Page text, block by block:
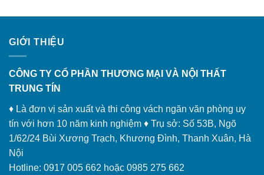
GIỚI THIỆU
CÔNG TY CỔ PHẦN THƯƠNG MẠI VÀ NỘI THẤT
TRUNG TÍN
♦ Là đơn vị sản xuất và thi công vách ngăn văn phòng uy
tín với hơn 10 năm kinh nghiệm ♦ Trụ sở: Số 53B, Ngõ
1/62/24 Bùi Xương Trạch, Khương Đình, Thanh Xuân, Hà
Nội
Hotline: 0917 005 662 hoặc 0985 275 662